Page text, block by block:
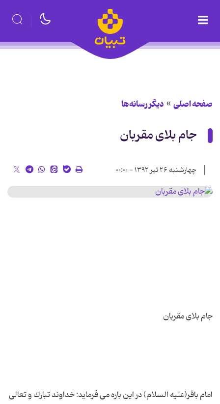
صفحه اصلی دیگر رسانه‌ها
جام بلای مقربان
چهارشنبه ۲۶ تیر ۱۳۹۲ - ۰۰:۰۰
امام باقر(علیه السلام) در این باره می فرماید: خداوند تبارك و تعالی